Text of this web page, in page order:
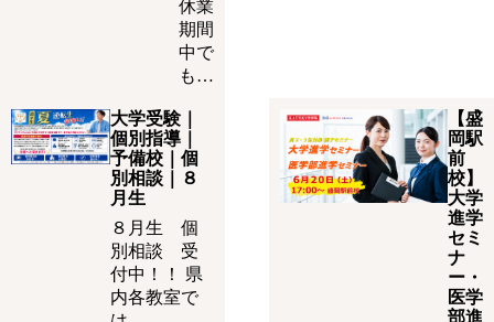
休業
期間
中で
も…
大学受験｜
個別指導｜
予備校｜個
別相談｜８
月生
８月生 個
別相談 受
付中！！ 県
内各教室で
【盛
岡駅
前
校】
大学
進学
セミ
ナ
ー・
医学
部進